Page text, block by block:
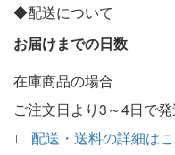
◆配送について
お届けまでの日数
在庫商品の場合
ご注文日より3～4日で
∟ 配送・送料の詳細は